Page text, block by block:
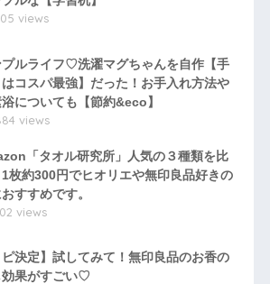
views
プルライフ♡洗濯マグちゃんを自作【手
コスパ最強】だった！お手入れ方法や
についても【節約&eco】
views
「タオル研究所」人気の３種類を比
枚約300円でヒオリエや無印良品好きの
すすめです。
views
ピ決定】試してみて！無印良品のお香の
効果がすごい♡